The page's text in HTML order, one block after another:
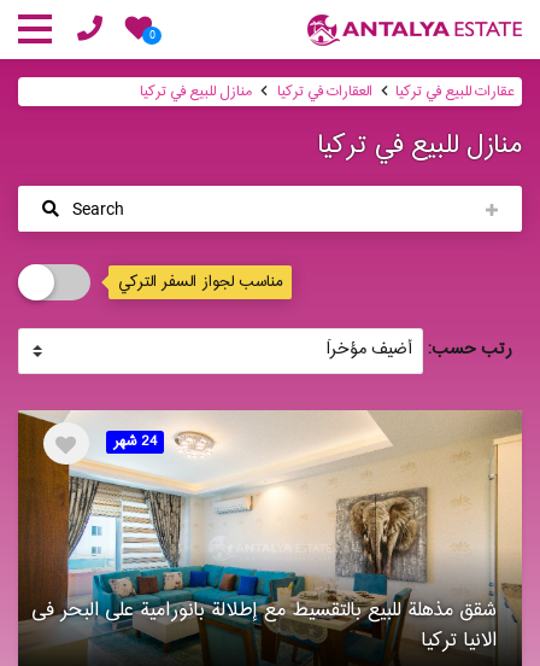
0
عقارات للبيع في تركيا العقارات في تركيا منازل للبيع في تركيا
منازل للبيع في تركيا
Search
مناسب لجواز السفر التركي
رتب حسب:
24 شهر
شقق مذهلة للبیع بالتقسیط مع إطلالة بانورامیة على البحر فی
الانیا تركیا